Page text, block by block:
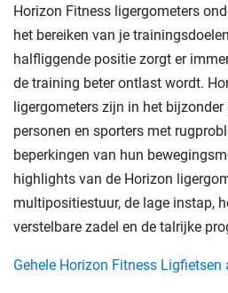
Horizon Fitness ligergometers
het bereiken van je
halfliggende positie zorgt er
de training beter ontlast wordt.
ligergometers zijn in het
personen en sporters met
beperkingen van hun
highlights van de Horizon
multipositiestuur, de lage instap,
verstelbare zadel en de talrijke
Gehele Horizon Fitness